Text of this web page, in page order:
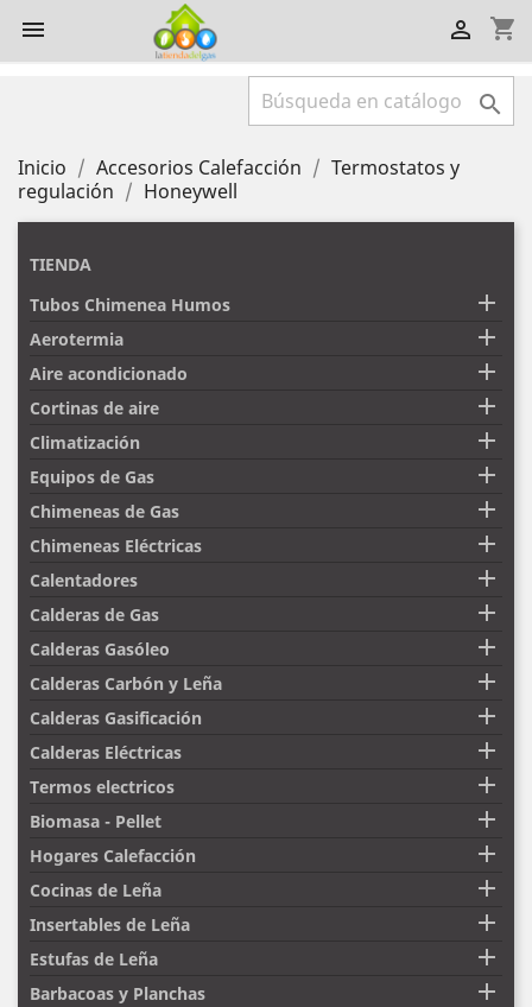
 shopping_cart


Inicio Accesorios Calefacción
Termostatos y
regulación
Honeywell
TIENDA
Tubos Chimenea Humos

Aerotermia 
Aire acondicionado 
Cortinas de aire 
Climatización 
Equipos de Gas 
Chimeneas de Gas 
Chimeneas Eléctricas 
Calentadores 
Calderas de Gas 
Calderas Gasóleo 
Calderas Carbón y Leña 
Calderas Gasificación 
Calderas Eléctricas 
Termos electricos 
Biomasa - Pellet 
Hogares Calefacción 
Cocinas de Leña 
Insertables de Leña 
Estufas de Leña 
Barbacoas y Planchas 